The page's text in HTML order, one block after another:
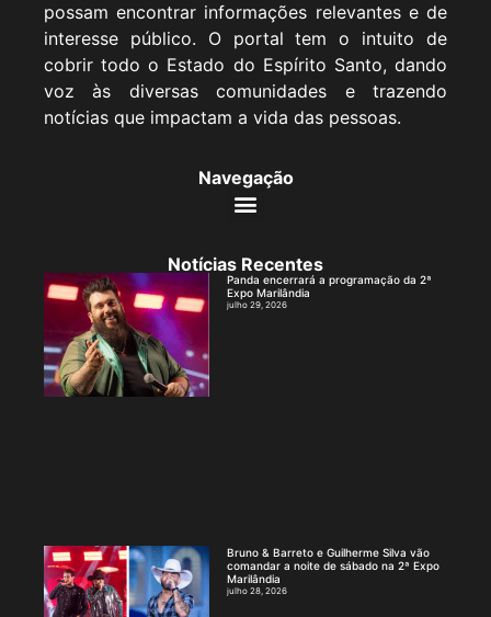
possam encontrar informações relevantes e de
interesse público. O portal tem o intuito de
cobrir todo o Estado do Espírito Santo, dando
voz às diversas comunidades e trazendo
notícias que impactam a vida das pessoas.
Navegação
Notícias Recentes
Panda encerrará a programação da 2ª
Expo Marilândia
julho 29, 2026
Bruno & Barreto e Guilherme Silva vão
comandar a noite de sábado na 2ª Expo
Marilândia
julho 28, 2026